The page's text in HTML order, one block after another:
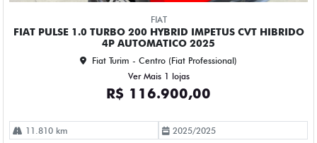
FIAT
FIAT PULSE 1.0 TURBO 200 HYBRID IMPETUS CVT HIBRIDO
4P AUTOMATICO 2025
Fiat Turim - Centro (Fiat Professional)
Ver Mais 1 lojas
R$ 116.900,00
11.810 km 2025/2025